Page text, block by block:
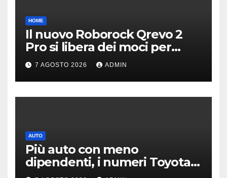
HOME
Il nuovo Roborock Qrevo 2
Pro si libera dei moci per
pulire i tappeti | PREZZO
7 AGOSTO 2026 ADMIN
AUTO
Più auto con meno
dipendenti, i numeri Toyota
che “scuotono” Volkswagen